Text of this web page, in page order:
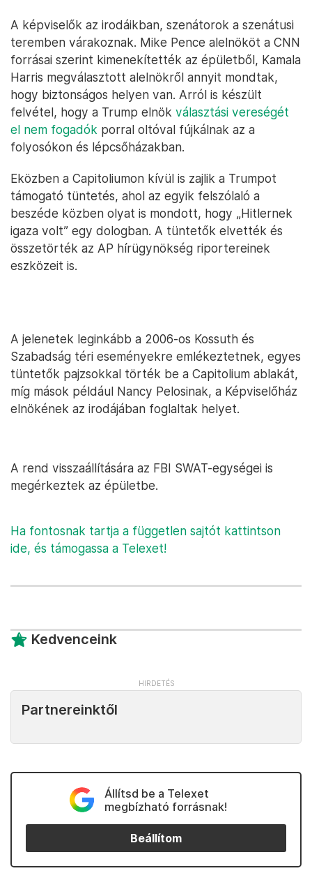
A képviselők az irodáikban, szenátorok a szenátusi
teremben várakoznak. Mike Pence alelnököt a CNN
forrásai szerint kimenekítették az épületből, Kamala
Harris megválasztott alelnökről annyit mondtak,
hogy biztonságos helyen van. Arról is készült
felvétel, hogy a Trump elnök választási vereségét
el nem fogadók porral oltóval fújkálnak az a
folyosókon és lépcsőházakban.
Eközben a Capitoliumon kívül is zajlik a Trumpot
támogató tüntetés, ahol az egyik felszólaló a
beszéde közben olyat is mondott, hogy „Hitlernek
igaza volt” egy dologban. A tüntetők elvették és
összetörték az AP hírügynökség riportereinek
eszközeit is.
A jelenetek leginkább a 2006-os Kossuth és
Szabadság téri eseményekre emlékeztetnek, egyes
tüntetők pajzsokkal törték be a Capitolium ablakát,
míg mások például Nancy Pelosinak, a Képviselőház
elnökének az irodájában foglaltak helyet.
A rend visszaállítására az FBI SWAT-egységei is
megérkeztek az épületbe.
Ha fontosnak tartja a független sajtót kattintson
ide, és támogassa a Telexet!
Kedvenceink
Partnereinktől
Állítsd be a Telexet
megbízható forrásnak!
Beállítom